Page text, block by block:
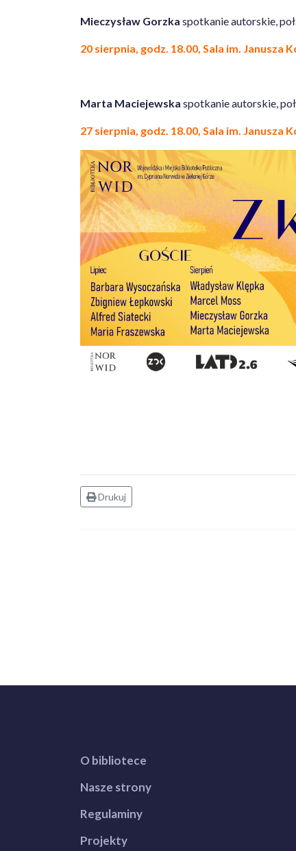
Mieczysław Gorzka spotkanie autorskie,
20 sierpnia, godz. 18.00, Sala im. Janusza
Marta Maciejewska spotkanie autorskie,
27 sierpnia, godz. 18.00, Sala im. Janusza
Drukuj
O bibliotece
Nasze strony
Regulaminy
Projekty